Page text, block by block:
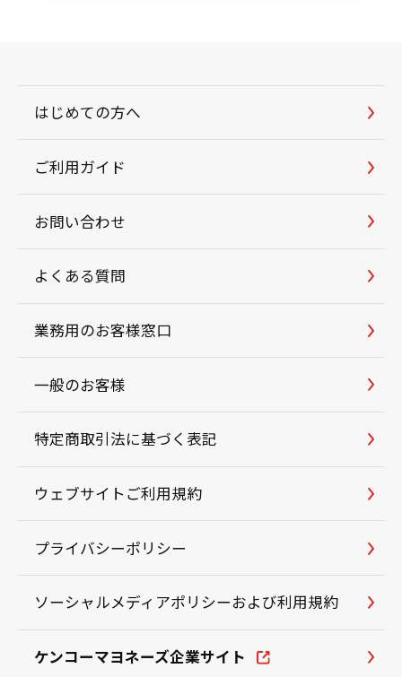
はじめての方へ
ご利用ガイド
お問い合わせ
よくある質問
業務用のお客様窓口
一般のお客様
特定商取引法に基づく表記
ウェブサイトご利用規約
プライバシーポリシー
ソーシャルメディアポリシーおよび利用規約
ケンコーマヨネーズ企業サイト